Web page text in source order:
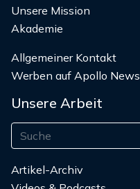
Unsere Mission
Akademie
Allgemeiner Kontakt
Werben auf Apollo News
Unsere Arbeit
Artikel-Archiv